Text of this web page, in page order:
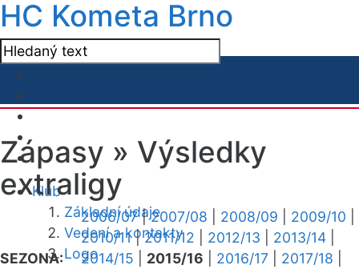
HC Kometa Brno
Klub
Základní údaje
Vedení a kontakty
Logo
Zápasy » Výsledky
extraligy
SEZONA:
2006/07|2007/08 2008/09 2009/10
2010/11|2011/12 2012/13 2013/14
2014/15
2015/16 2016/17 2017/18